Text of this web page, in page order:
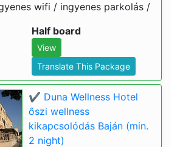
wifi / ingyenes parkolás /
Half board
View
Translate This Package
✔️ Duna Wellness Hotel
őszi wellness
kikapcsolódás Baján (min.
2 night)